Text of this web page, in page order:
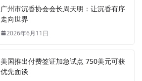
广州市沉香协会会长周天明：让沉香有序
走向世界
2026年6月11日
美国推出付费签证加急试点 750美元可获
优先面谈